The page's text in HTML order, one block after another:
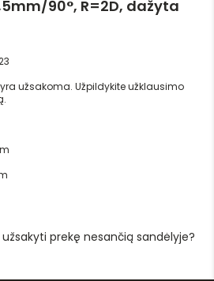
90°, R=2D, dažyta
yra užsakoma. Užpildykite užklausimo
prekę nesančią sandėlyje?